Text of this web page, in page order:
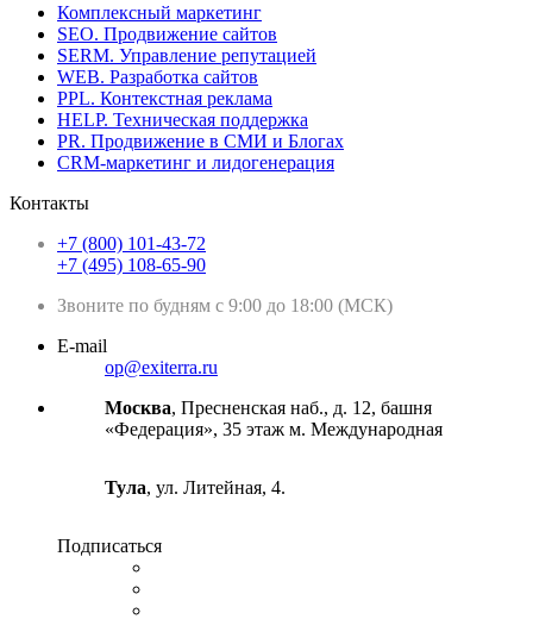
Комплексный маркетинг
SEO. Продвижение сайтов
SERM. Управление репутацией
WEB. Разработка сайтов
PPL. Контекстная реклама
HELP. Техническая поддержка
PR. Продвижение в СМИ и Блогах
CRM-маркетинг и лидогенерация
Контакты
+7 (800) 101-43-72
+7 (495) 108-65-90
Звоните по будням с 9:00 до 18:00 (МСК)
E-mail
op@exiterra.ru
Москва, Пресненская наб., д. 12, башня
«Федерация», 35 этаж м. Международная
Тула, ул. Литейная, 4.
Подписаться